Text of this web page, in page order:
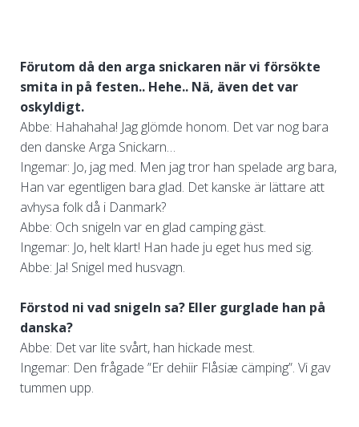
Förutom då den arga snickaren när vi försökte
smita in på festen.. Hehe.. Nä, även det var
oskyldigt.
Abbe: Hahahaha! Jag glömde honom. Det var nog bara
den danske Arga Snickarn…
Ingemar: Jo, jag med. Men jag tror han spelade arg bara,
Han var egentligen bara glad. Det kanske är lättare att
avhysa folk då i Danmark?
Abbe: Och snigeln var en glad camping gäst.
Ingemar: Jo, helt klart! Han hade ju eget hus med sig.
Abbe: Ja! Snigel med husvagn.
Förstod ni vad snigeln sa? Eller gurglade han på
danska?
Abbe: Det var lite svårt, han hickade mest.
Ingemar: Den frågade ”Er dehiir Flåsiæ cämping”. Vi gav
tummen upp.